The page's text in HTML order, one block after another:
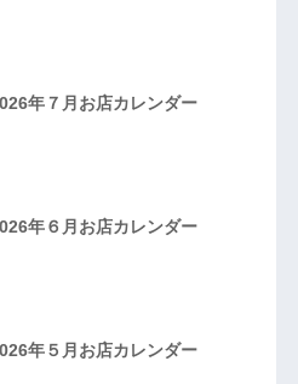
年７月お店カレンダー
年６月お店カレンダー
年５月お店カレンダー